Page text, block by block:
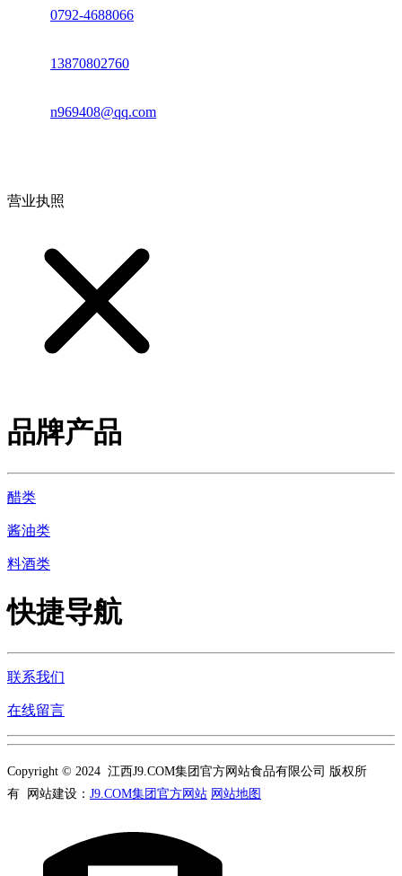
0792-4688066
13870802760
n969408@qq.com
营业执照
品牌产品
醋类
酱油类
料酒类
快捷导航
联系我们
在线留言
Copyright © 2024 江西J9.COM集团官方网站食品有限公司 版权所
有 网站建设： J9.COM集团官方网站 网站地图